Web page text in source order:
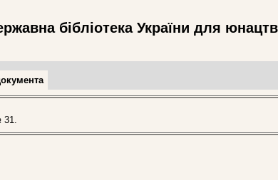
бібліотека України для
31.